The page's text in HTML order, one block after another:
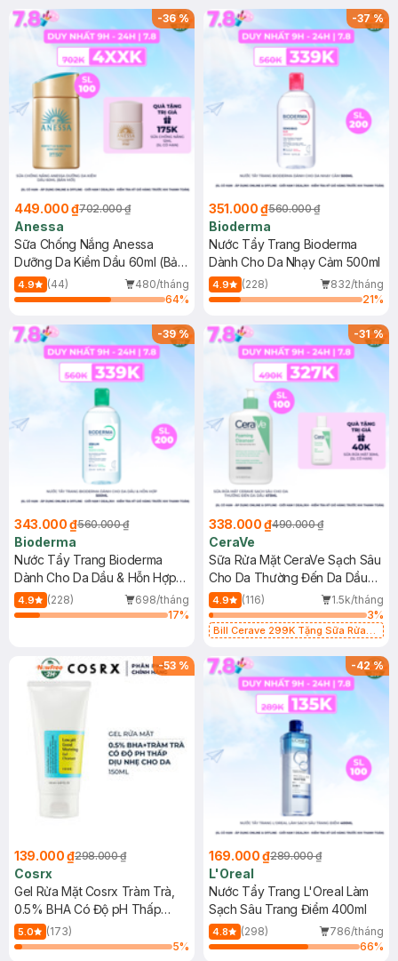
SPF 50+ 20ml (SL Có Hạn)
(SL có hạn)
-36%
449.000 ₫702.000 ₫
Anessa
Sữa Chống Nắng Anessa
Dưỡng Da Kiềm Dầu 60ml (Bản
Mới)
4.9 (44)
480/tháng
64%
-37%
351.000 ₫560.000 ₫
Bioderma
Nước Tẩy Trang Bioderma
Dành Cho Da Nhạy Cảm 500ml
4.9 (228)
832/tháng
21%
-39%
343.000 ₫560.000 ₫
Bioderma
Nước Tẩy Trang Bioderma
Dành Cho Da Dầu & Hỗn Hợp
500ml
4.9 (228)
698/tháng
17%
-31%
338.000 ₫490.000 ₫
CeraVe
Sữa Rửa Mặt CeraVe Sạch Sâu
Cho Da Thường Đến Da Dầu
473ml
4.9 (116)
1.5k/tháng
3%
Bill Cerave 299K Tặng Sữa Rửa
-53 %
139.000 ₫298.000 ₫
Cosrx
Gel Rửa Mặt Cosrx Tràm Trà,
0.5% BHA Có Độ pH Thấp
150ml
5.0
(173)
5%
-42%
169.000 ₫289.000 ₫
L'Oreal
Nước Tẩy Trang L'Oreal Làm
Sạch Sâu Trang Điểm 400ml
4.8 (298)
786/tháng
66%